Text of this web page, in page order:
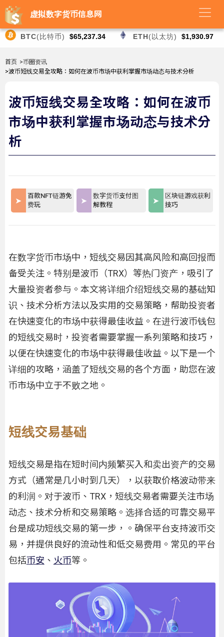
虚拟数字货币信息网
BTC(比特币) $65,237.34 ETH(以太坊) $1,930.97
首页 >币圈资讯
>波币短线交易全攻略：如何在波币市场中获利掌握市场动态与技术分析
波币短线交易全攻略：如何在波币
市场中获利掌握市场动态与技术分
析
百款NFT链游免
费玩
数字货币支付图
解教程
区块链游戏获利
技巧
在数字货币市场中，短线交易因其高风险和高回报而
备受关注。特别是波币（TRX）等热门资产，吸引了
大量投资者参与。本文将详细介绍短线交易的基础知
识、技术分析方法以及实用的交易策略，帮助投资者
在快速变化的市场中获得最佳收益。在进行波币钱包
的短线交易时，投资者需要掌握一系列策略和技巧，
以便在快速变化的市场中获得最佳收益。以下是一个
详细的攻略，涵盖了短线交易的各个方面，助您在波
币市场中立于不败之地。
短线交易基础
短线交易是指在短时间内频繁买入和卖出资产的交易
方式（通常是几小时到几天），以获取价格波动带来
的利润。对于波币、TRX，短线交易者需要关注市场
动态、技术分析和交易策略。选择合适的可靠交易平
台是成功短线交易的第一步，。确保平台支持波币交
易，并提供良好的流动性和低交易费用。常见的平台
包括币安 、 火币等。